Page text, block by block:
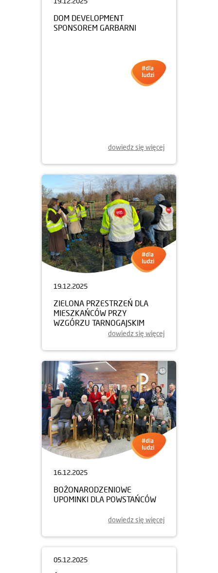
dowiedz się więcej
19.12.2025
ZIELONA PRZESTRZEŃ DLA
MIESZKAŃCÓW PRZY
WZGÓRZU TARNOGAJSKIM
dowiedz się więcej
16.12.2025
BOŻONARODZENIOWE
UPOMINKI DLA POWSTAŃCÓW
dowiedz się więcej